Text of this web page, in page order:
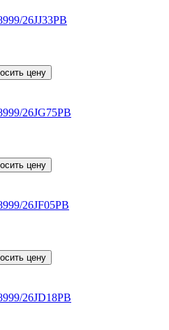
26JJ33PB
цену
26JG75PB
цену
26JF05PB
цену
26JD18PB